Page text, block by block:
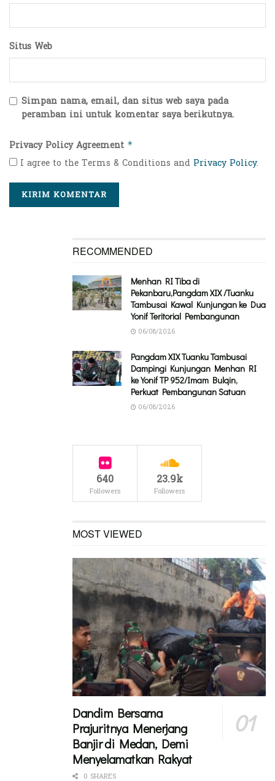
Situs Web
Simpan nama, email, dan situs web saya pada
peramban ini untuk komentar saya berikutnya.
Privacy Policy Agreement *
I agree to the Terms & Conditions and Privacy Policy.
RECOMMENDED
Menhan RI Tiba di
Pekanbaru,Pangdam XIX /Tuanku
Tambusai Kawal Kunjungan ke Dua
Yonif Teritorial Pembangunan
06/08/2026
Pangdam XIX Tuanku Tambusai
Dampingi Kunjungan Menhan RI
ke Yonif TP 952/Imam Bulqin,
Perkuat Pembangunan Satuan
06/08/2026
640
Followers
23.9k
Followers
MOST VIEWED
Dandim Bersama
Prajuritnya Menerjang
Banjir di Medan, Demi
Menyelamatkan Rakyat
0 SHARES